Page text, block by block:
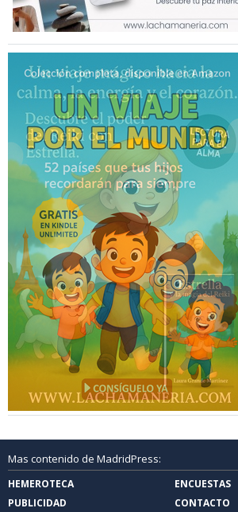
Mas contenido de MadridPress:
HEMEROTECA
ENCUESTAS
PUBLICIDAD
CONTACTO